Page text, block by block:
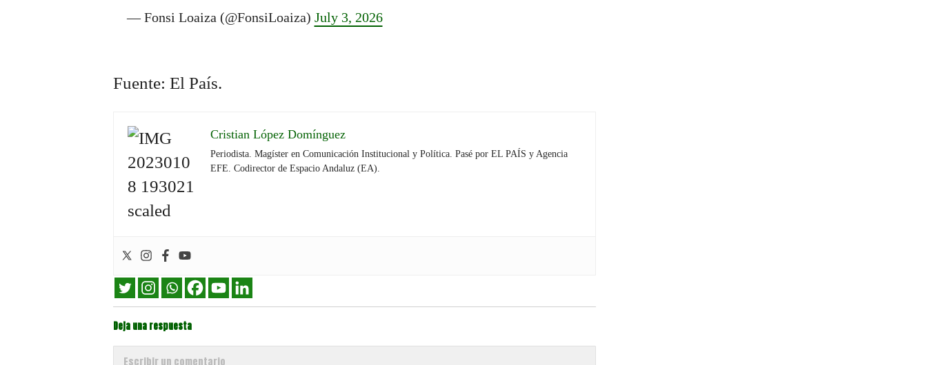
— Fonsi Loaiza (@FonsiLoaiza) July 3, 2026
Fuente: El País.
Cristian López Domínguez
Periodista. Magíster en Comunicación Institucional y Política. Pasé por EL PAÍS y Agencia
EFE. Codirector de Espacio Andaluz (EA).
Deja una respuesta